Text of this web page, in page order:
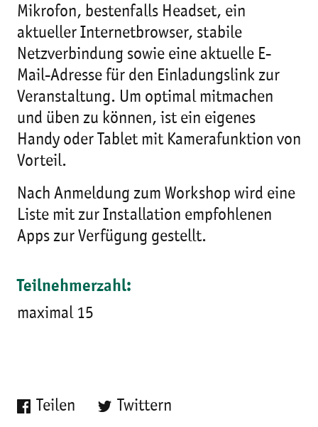
Mikrofon, bestenfalls Headset, ein
aktueller Internetbrowser, stabile
Netzverbindung sowie eine aktuelle E-
Mail-Adresse für den Einladungslink zur
Veranstaltung. Um optimal mitmachen
und üben zu können, ist ein eigenes
Handy oder Tablet mit Kamerafunktion von
Vorteil.
Nach Anmeldung zum Workshop wird eine
Liste mit zur Installation empfohlenen
Apps zur Verfügung gestellt.
Teilnehmerzahl:
maximal 15
Teilen Twittern